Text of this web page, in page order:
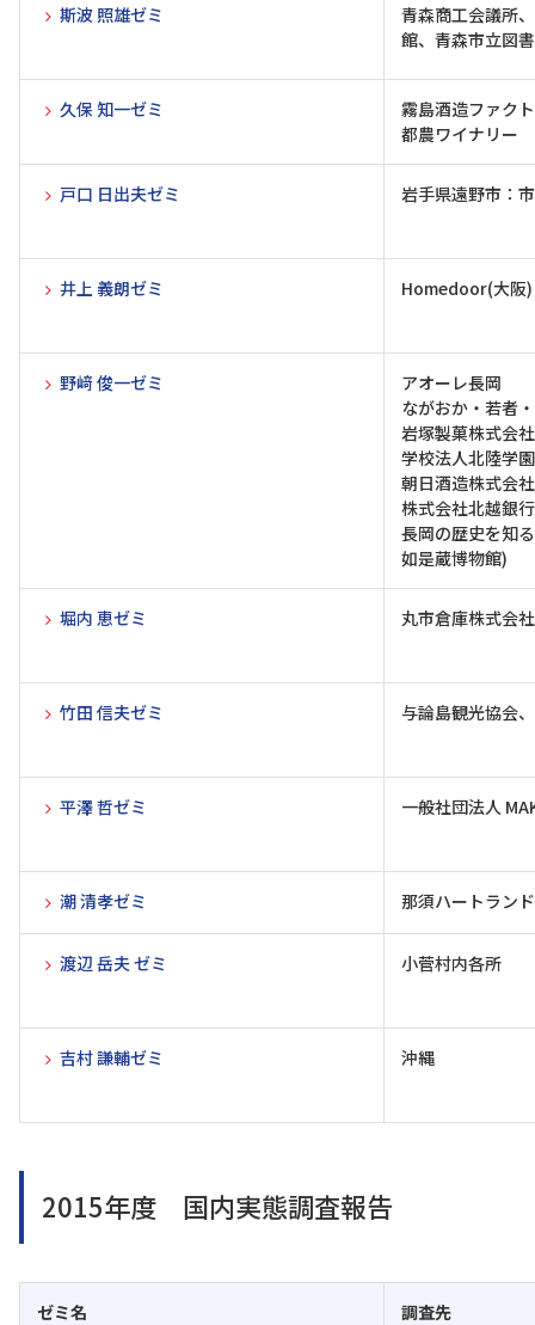
斯波 照雄ゼミ
青森商工会議所
館、青森市立図
久保 知一ゼミ
霧島酒造ファク
都農ワイナリー
戸口 日出夫ゼミ 岩手県遠野市：
井上 義朗ゼミ Homedoor(大阪)
野﨑 俊一ゼミ
アオーレ長岡
ながおか・若者
岩塚製菓株式会社
学校法人北陸学園
朝日酒造株式会社
株式会社北越銀行
長岡の歴史を知
如是蔵博物館)
堀内 恵ゼミ 丸市倉庫株式会
竹田 信夫ゼミ 与論島観光協会
平澤 哲ゼミ 一般社団法人
潮 清孝ゼミ 那須ハートランド
渡辺 岳夫 ゼミ 小菅村内各所
吉村 謙輔ゼミ 沖縄
2015年度 国内実態調査報告
ゼミ名 調査先